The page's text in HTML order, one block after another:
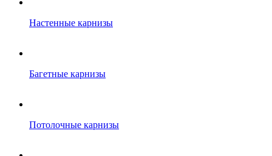
Настенные карнизы
Багетные карнизы
Потолочные карнизы